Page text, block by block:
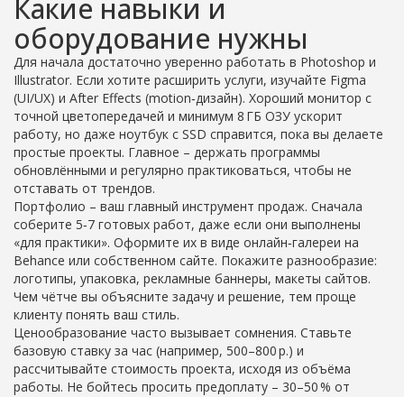
Какие навыки и
оборудование нужны
Для начала достаточно уверенно работать в Photoshop и
Illustrator. Если хотите расширить услуги, изучайте Figma
(UI/UX) и After Effects (motion‑дизайн). Хороший монитор с
точной цветопередачей и минимум 8 ГБ ОЗУ ускорит
работу, но даже ноутбук с SSD справится, пока вы делаете
простые проекты. Главное – держать программы
обновлёнными и регулярно практиковаться, чтобы не
отставать от трендов.
Портфолио – ваш главный инструмент продаж. Сначала
соберите 5‑7 готовых работ, даже если они выполнены
«для практики». Оформите их в виде онлайн‑галереи на
Behance или собственном сайте. Покажите разнообразие:
логотипы, упаковка, рекламные баннеры, макеты сайтов.
Чем чётче вы объясните задачу и решение, тем проще
клиенту понять ваш стиль.
Ценообразование часто вызывает сомнения. Ставьте
базовую ставку за час (например, 500–800 р.) и
рассчитывайте стоимость проекта, исходя из объёма
работы. Не бойтесь просить предоплату – 30–50 % от